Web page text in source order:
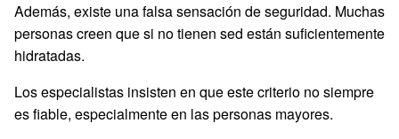
Además, existe una falsa sensación de seguridad. Muchas
personas creen que si no tienen sed están suficientemente
hidratadas.
Los especialistas insisten en que este criterio no siempre
es fiable, especialmente en las personas mayores.